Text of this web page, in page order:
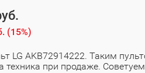
(15%)
LG AKB72914222. Таким
техника при продаже. Советуем